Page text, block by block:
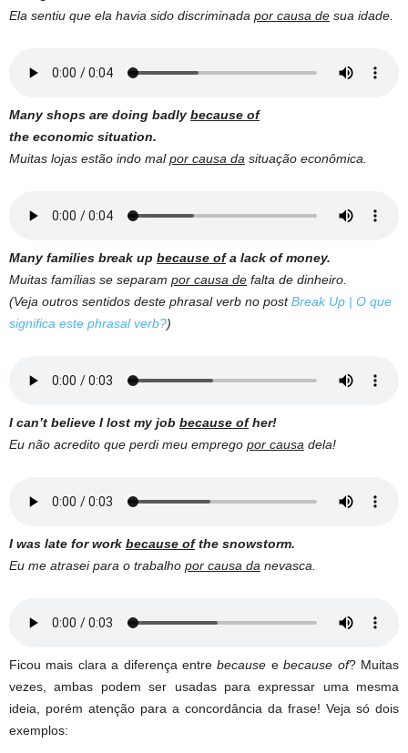
Ela sentiu que ela havia sido discriminada por causa de sua idade.
Many shops are doing badly because of
the economic situation.
Muitas lojas estão indo malpor causa da situação econômica.
Many families break up because ofa lack of money.
Muitas famílias se separam por causa de falta de dinheiro.
(Veja outros sentidos deste phrasal verb no postBreak Up | O que
significa este phrasal verb?)
I can’t believe I lost my job because ofher!
Eu não acredito que perdi meu emprego por causa dela!
I was late for work because ofthe snowstorm.
Eu me atrasei para o trabalho por causa da nevasca.
Ficou mais clara a diferença entrebecause ebecause of? Muitas
vezes, ambas podem ser usadas para expressar uma mesma
ideia, porém atenção para a concordância da frase! Veja só dois
exemplos: